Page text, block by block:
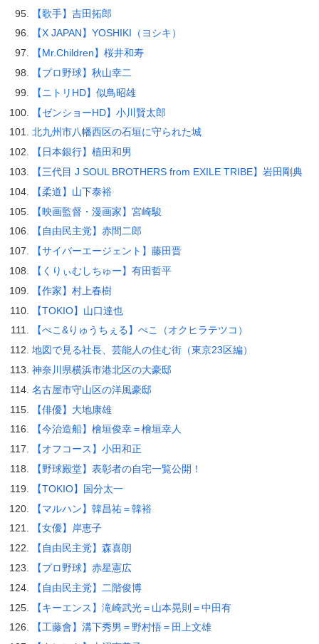
【歌手】吉田拓郎
【X JAPAN】YOSHIKI（ヨシキ）
【Mr.Children】桜井和寿
【プロ野球】秋山幸二
【ニトリHD】似鳥昭雄
【ゼンショーHD】小川賢太郎
北九州市八幡西区の石垣に守られた城
【日本銀行】植田和男
【三代目 J SOUL BROTHERS from EXILE TRIBE】岩田剛典
【柔道】山下泰裕
【映画監督・漫画家】宮崎駿
【自由民主党】赤間二郎
【サイバーエージェント】藤田晋
【くりぃむしちゅー】有田哲平
【作家】村上春樹
【TOKIO】山口達也
【ぺこ&りゅうちぇる】ぺこ（オクヒラテツコ）
地図で見る社長、芸能人の住む街（東京23区編）
神奈川県横浜市港北区の大豪邸
名古屋市守山区の洋風豪邸
【俳優】大地康雄
【今治造船】檜垣俊幸＝檜垣幸人
【オフコース】小田和正
【野球殿堂】表彰者の自宅一覧公開！
【TOKIO】国分太一
【マルハン】韓昌祐＝韓裕
【女優】岸恵子
【自由民主党】森喜朗
【プロ野球】赤星憲広
【自由民主党】二階俊博
【キーエンス】滝崎武光＝山本晃則＝中田有
【工藤會】溝下秀男＝野村悟＝田上文雄